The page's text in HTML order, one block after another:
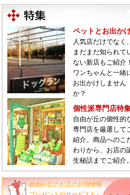
ペットとお出か
人気店だけでなく、
まだまだ知られて
ない新店もご紹介！
ワンちゃんと一緒
お出かけしません
か？
個性派専門店特
自由が丘の個性的
専門店を厳選して
紹介。商品へのこ
わりから、お店の
生秘話までご紹介。
自由が丘のお店のお得情報